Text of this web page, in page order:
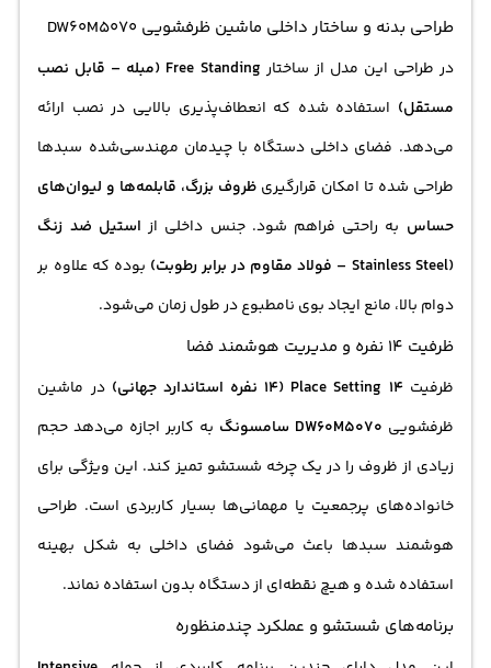
طراحی بدنه و ساختار داخلی ماشین ظرفشویی DW60M5070
در طراحی این مدل از ساختار
Free Standing (مبله – قابل نصب
مستقل) استفاده شده که انعطاف‌پذیری بالایی در نصب ارائه
می‌دهد. فضای داخلی دستگاه با چیدمان مهندسی‌شده سبدها
طراحی شده تا امکان قرارگیری ظروف بزرگ، قابلمه‌ها و لیوان‌های
حساس به راحتی فراهم شود. جنس داخلی از استیل ضد زنگ
(Stainless Steel – فولاد مقاوم در برابر رطوبت)
بوده که علاوه بر
دوام بالا، مانع ایجاد بوی نامطبوع در طول زمان می‌شود.
ظرفیت 14 نفره و مدیریت هوشمند فضا
ظرفیت14 Place Setting (۱۴ نفره استاندارد جهانی)
در ماشین
ظرفشویی DW60M5070 سامسونگ
به کاربر اجازه می‌دهد حجم
زیادی از ظروف را در یک چرخه شستشو تمیز کند. این ویژگی برای
خانواده‌های پرجمعیت یا مهمانی‌ها بسیار کاربردی است. طراحی
هوشمند سبدها باعث می‌شود فضای داخلی به شکل بهینه
استفاده شده و هیچ نقطه‌ای از دستگاه بدون استفاده نماند.
برنامه‌های شستشو و عملکرد چندمنظوره